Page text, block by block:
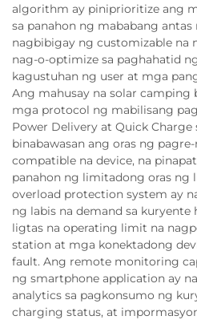
algorithm ay piniprioritize ang
sa panahon ng mababang
nagbibigay ng customizable
nag-o-optimize sa paghahatid
kagustuhan ng user at mga
Ang mahusay na solar camping
mga protocol ng mabilisang
Power Delivery at Quick Charge
binabawasan ang oras ng
compatible na device, na
panahon ng limitadong oras ng
overload protection system ay
ng labis na demand sa
ligtas na operating limit na
station at mga konektadong
fault. Ang remote monitoring
ng smartphone application ay
analytics sa pagkonsumo ng
charging status, at